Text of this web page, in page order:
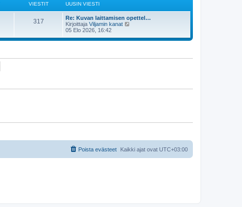
i
u
s
i
v
VIESTIT UUSIN VIESTI
317
Re: Kuvan laittamisen opettel…
Kirjoittaja Viljamin kanat
t
u
i
05 Elo 2026, 16:42
Kaikki ajat ovat UTC+03:00
Poista evästeet